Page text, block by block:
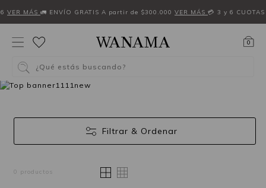
VER MÁS 🚛 ENVÍO GRATIS A partir de $300.000 VER MÁS 💳 3 y 6 CUOTAS
0
¿Qué estás buscando?
Filtrar & Ordenar
0 productos